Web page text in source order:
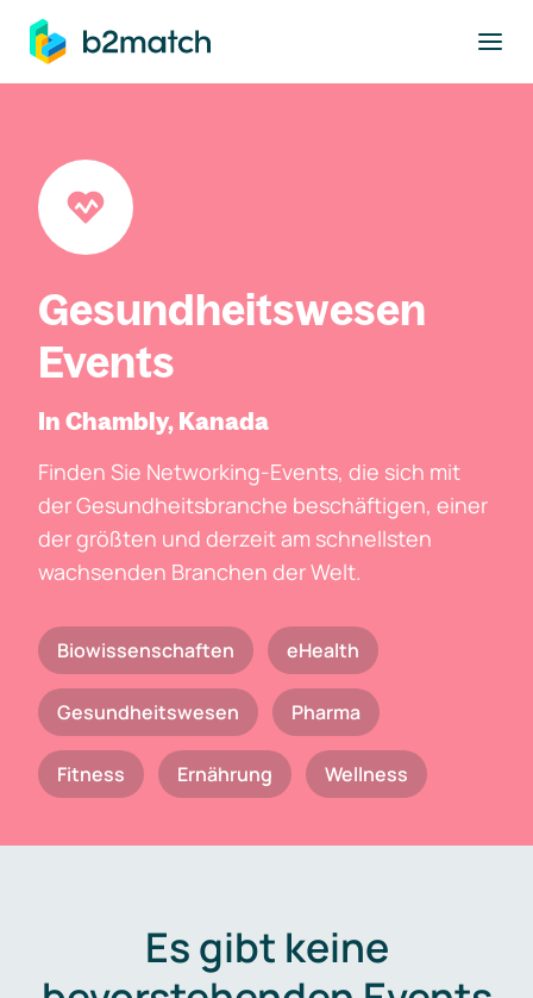
springen
Gesundheitswesen
Events
In Chambly, Kanada
Finden Sie Networking-Events, die sich mit
der Gesundheitsbranche beschäftigen, einer
der größten und derzeit am schnellsten
wachsenden Branchen der Welt.
Biowissenschaften eHealth
Gesundheitswesen Pharma
Fitness Ernährung Wellness
Es gibt keine